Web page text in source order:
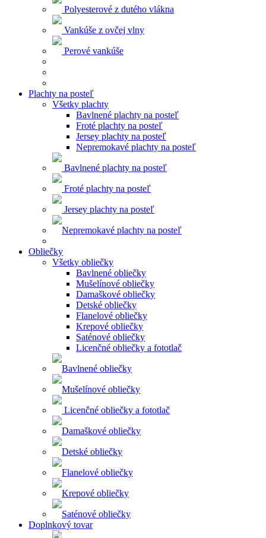
Polyesterové z dutého vlákna
Vankúše z ovčej vlny
Perové vankúše
Plachty na posteľ
Všetky plachty
Bavlnené plachty na posteľ
Froté plachty na posteľ
Jersey plachty na posteľ
Nepremokavé plachty na posteľ
Bavlnené plachty na posteľ
Froté plachty na posteľ
Jersey plachty na posteľ
Nepremokavé plachty na posteľ
Obliečky
Všetky obliečky
Bavlnené obliečky
Mušelínové obliečky
Damaškové obliečky
Detské obliečky
Flanelové obliečky
Krepové obliečky
Saténové obliečky
Licenčné obliečky a fototlač
Bavlnené obliečky
Mušelínové obliečky
Licenčné obliečky a fototlač
Damaškové obliečky
Detské obliečky
Flanelové obliečky
Krepové obliečky
Saténové obliečky
Doplnkový tovar